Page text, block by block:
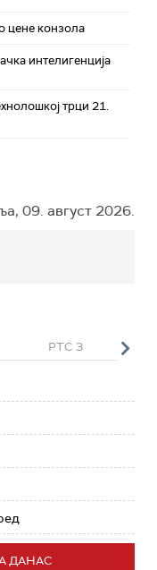
цене конзола
интелигенција
трци 21.
09. август 2026.
РТС 3
ДАНАС